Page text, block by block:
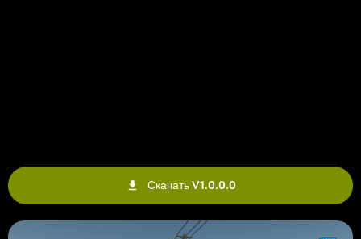
Скачать V1.0.0.0